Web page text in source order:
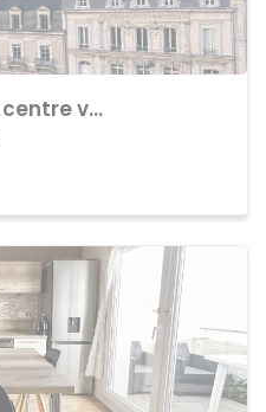
Achat Appartement centre ville